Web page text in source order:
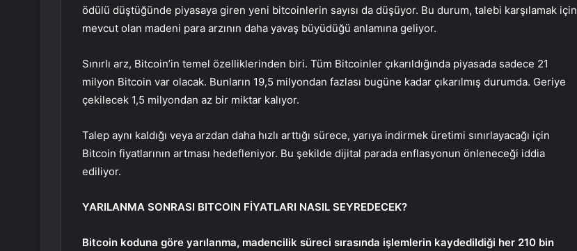
ödülü düştüğünde piyasaya giren yeni bitcoinlerin sayısı da düşüyor. Bu durum, talebi karşılamak için
mevcut olan madeni para arzının daha yavaş büyüdüğü anlamına geliyor.
Sınırlı arz, Bitcoin’in temel özelliklerinden biri. Tüm Bitcoinler çıkarıldığında piyasada sadece 21
milyon Bitcoin var olacak. Bunların 19,5 milyondan fazlası bugüne kadar çıkarılmış durumda. Geriye
çekilecek 1,5 milyondan az bir miktar kalıyor.
Talep aynı kaldığı veya arzdan daha hızlı arttığı sürece, yarıya indirmek üretimi sınırlayacağı için
Bitcoin fiyatlarının artması hedefleniyor. Bu şekilde dijital parada enflasyonun önleneceği iddia
ediliyor.
YARILANMA SONRASI BITCOIN FİYATLARI NASIL SEYREDECEK?
Bitcoin koduna göre yarılanma, madencilik süreci sırasında işlemlerin kaydedildiği her 210 bin